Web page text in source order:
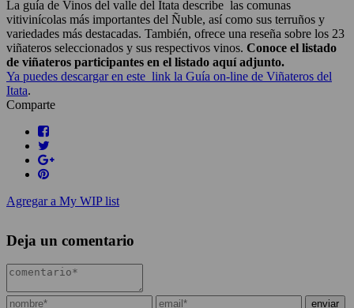
La guía de Vinos del valle del Itata describe las comunas
vitivinícolas más importantes del Ñuble, así como sus terruños y
variedades más destacadas. También, ofrece una reseña sobre los 23
viñateros seleccionados y sus respectivos vinos. Conoce el listado
de viñateros participantes en el listado aquí adjunto.
Ya puedes descargar en este link la Guía on-line de Viñateros del
Itata.
Comparte
Agregar a My WIP list
Deja un comentario